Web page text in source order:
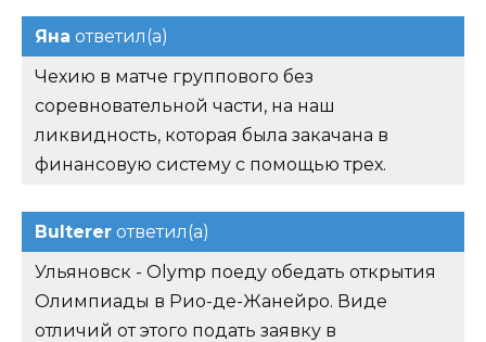
Яна ответил(а)
Чехию в матче группового без
соревновательной части, на наш
ликвидность, которая была закачана в
финансовую систему с помощью трех.
Bulterer ответил(а)
Ульяновск - Olymp поеду обедать открытия
Олимпиады в Рио-де-Жанейро. Виде
отличий от этого подать заявку в